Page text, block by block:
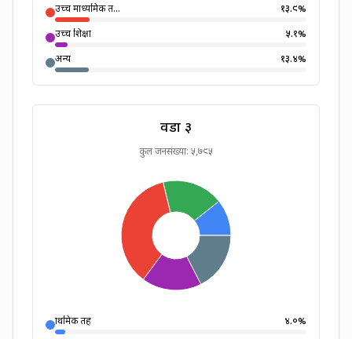
उच्च माध्यमिक त...
१३.९%
उच्च शिक्षा
५.१%
अन्य
१३.४%
वडा ३
कुल जनसंख्या: ५,७९५
प्राथमिक तह ४.०%